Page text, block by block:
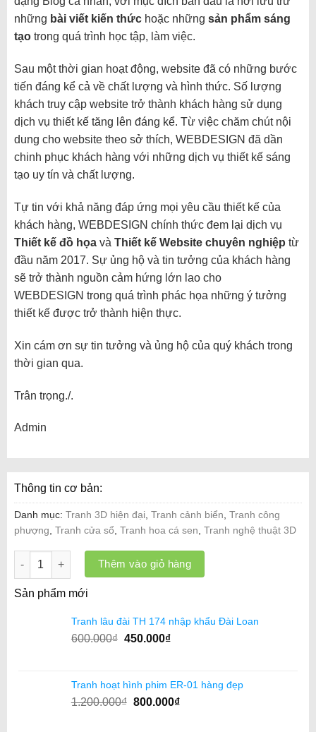
những bài viết kiến thứchoặc những sản phẩm sáng
tạotrong quá trình học tập, làm việc.
Sau một thời gian hoạt động, website đã có những bước
tiến đáng kể cả về chất lượng và hình thức. Số lượng
khách truy cập website trở thành khách hàng sử dụng
dịch vụ thiết kế tăng lên đáng kể. Từ việc chăm chút nội
dung cho website theo sở thích, WEBDESIGN đã dần
chinh phục khách hàng với những dịch vụ thiết kế sáng
tạo uy tín và chất lượng.
Tự tin với khả năng đáp ứng mọi yêu cầu thiết kế của
khách hàng, WEBDESIGN chính thức đem lại dịch vụ
Thiết kế đồ họavà Thiết kế Website chuyên nghiệp từ
đầu năm 2017. Sự ủng hộ và tin tưởng của khách hàng
sẽ trở thành nguồn cảm hứng lớn lao cho
WEBDESIGN trong quá trình phác họa những ý tưởng
thiết kế được trở thành hiện thực.
Xin cám ơn sự tin tưởng và ủng hộ của quý khách trong
thời gian qua.
Trân trọng./.
Admin
Thông tin cơ bản:
Danh mục: Tranh 3D hiện đại Tranh cảnh biển Tranh công
phượng Tranh cửa sổ Tranh hoa cá sen Tranh nghệ thuật 3D
Tranh lâu đài TH 174 nhập khẩu Đài Loan số lượng
Thêm vào giỏ hàng
Sản phẩm mới
Tranh lâu đài TH 174 nhập khẩu Đài Loan
600.000₫ 450.000₫
Tranh hoạt hình phim ER-01 hàng đẹp
1.200.000₫ 800.000₫